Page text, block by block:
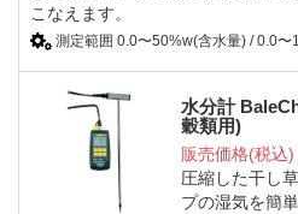
こなえます。
測定範囲 0.0〜50%w(含水量) / 0.0
水分計
穀類用)
販売価格(税込)
圧縮した干し
プの湿気を簡